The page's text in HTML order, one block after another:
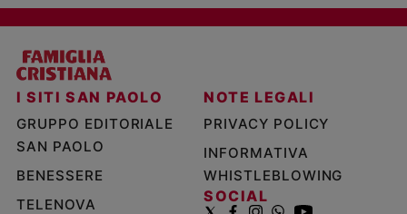
I SITI SAN PAOLO
GRUPPO EDITORIALE
SAN PAOLO
BENESSERE
TELENOVA
NOTE LEGALI
PRIVACY POLICY
INFORMATIVA
WHISTLEBLOWING
SOCIAL